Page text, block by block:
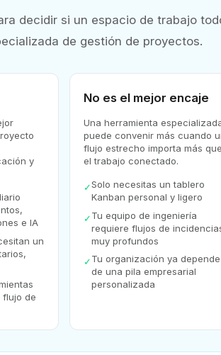
decidir si un espacio de trabajo
de gestión de proyectos.
y
e IA
un
flujo de
No es el mejor encaje
Una herramienta
puede convenir más cuando
flujo estrecho importa más que
el trabajo conectado.
✓Solo necesitas un tablero
Kanban personal y ligero
✓Tu equipo de ingeniería
requiere flujos de
muy profundos
✓Tu organización ya depende
de una pila empresarial
personalizada